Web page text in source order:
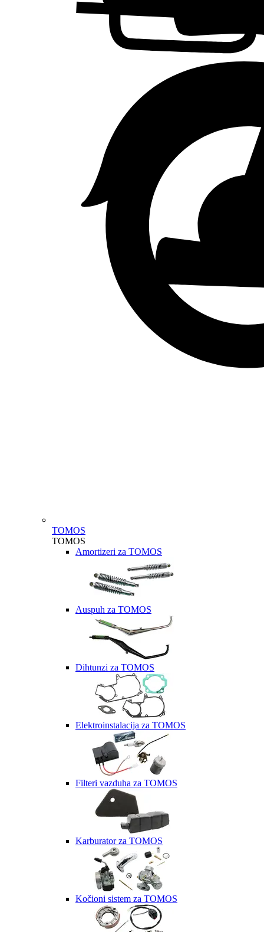
TOMOS
TOMOS
Amortizeri za TOMOS
Auspuh za TOMOS
Dihtunzi za TOMOS
Elektroinstalacija za TOMOS
Filteri vazduha za TOMOS
Karburator za TOMOS
Kočioni sistem za TOMOS